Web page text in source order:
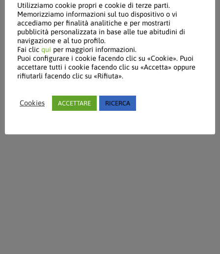
Utilizziamo cookie propri e cookie di terze parti.
Memorizziamo informazioni sul tuo dispositivo o vi
accediamo per finalità analitiche e per mostrarti
pubblicità personalizzata in base alle tue abitudini di
navigazione e al tuo profilo.
Fai clic qui per maggiori informazioni.
Puoi configurare i cookie facendo clic su «Cookie». Puoi
accettare tutti i cookie facendo clic su «Accetta» oppure
rifiutarli facendo clic su «Rifiuta».
Cookies ACCETTARE RICERCA